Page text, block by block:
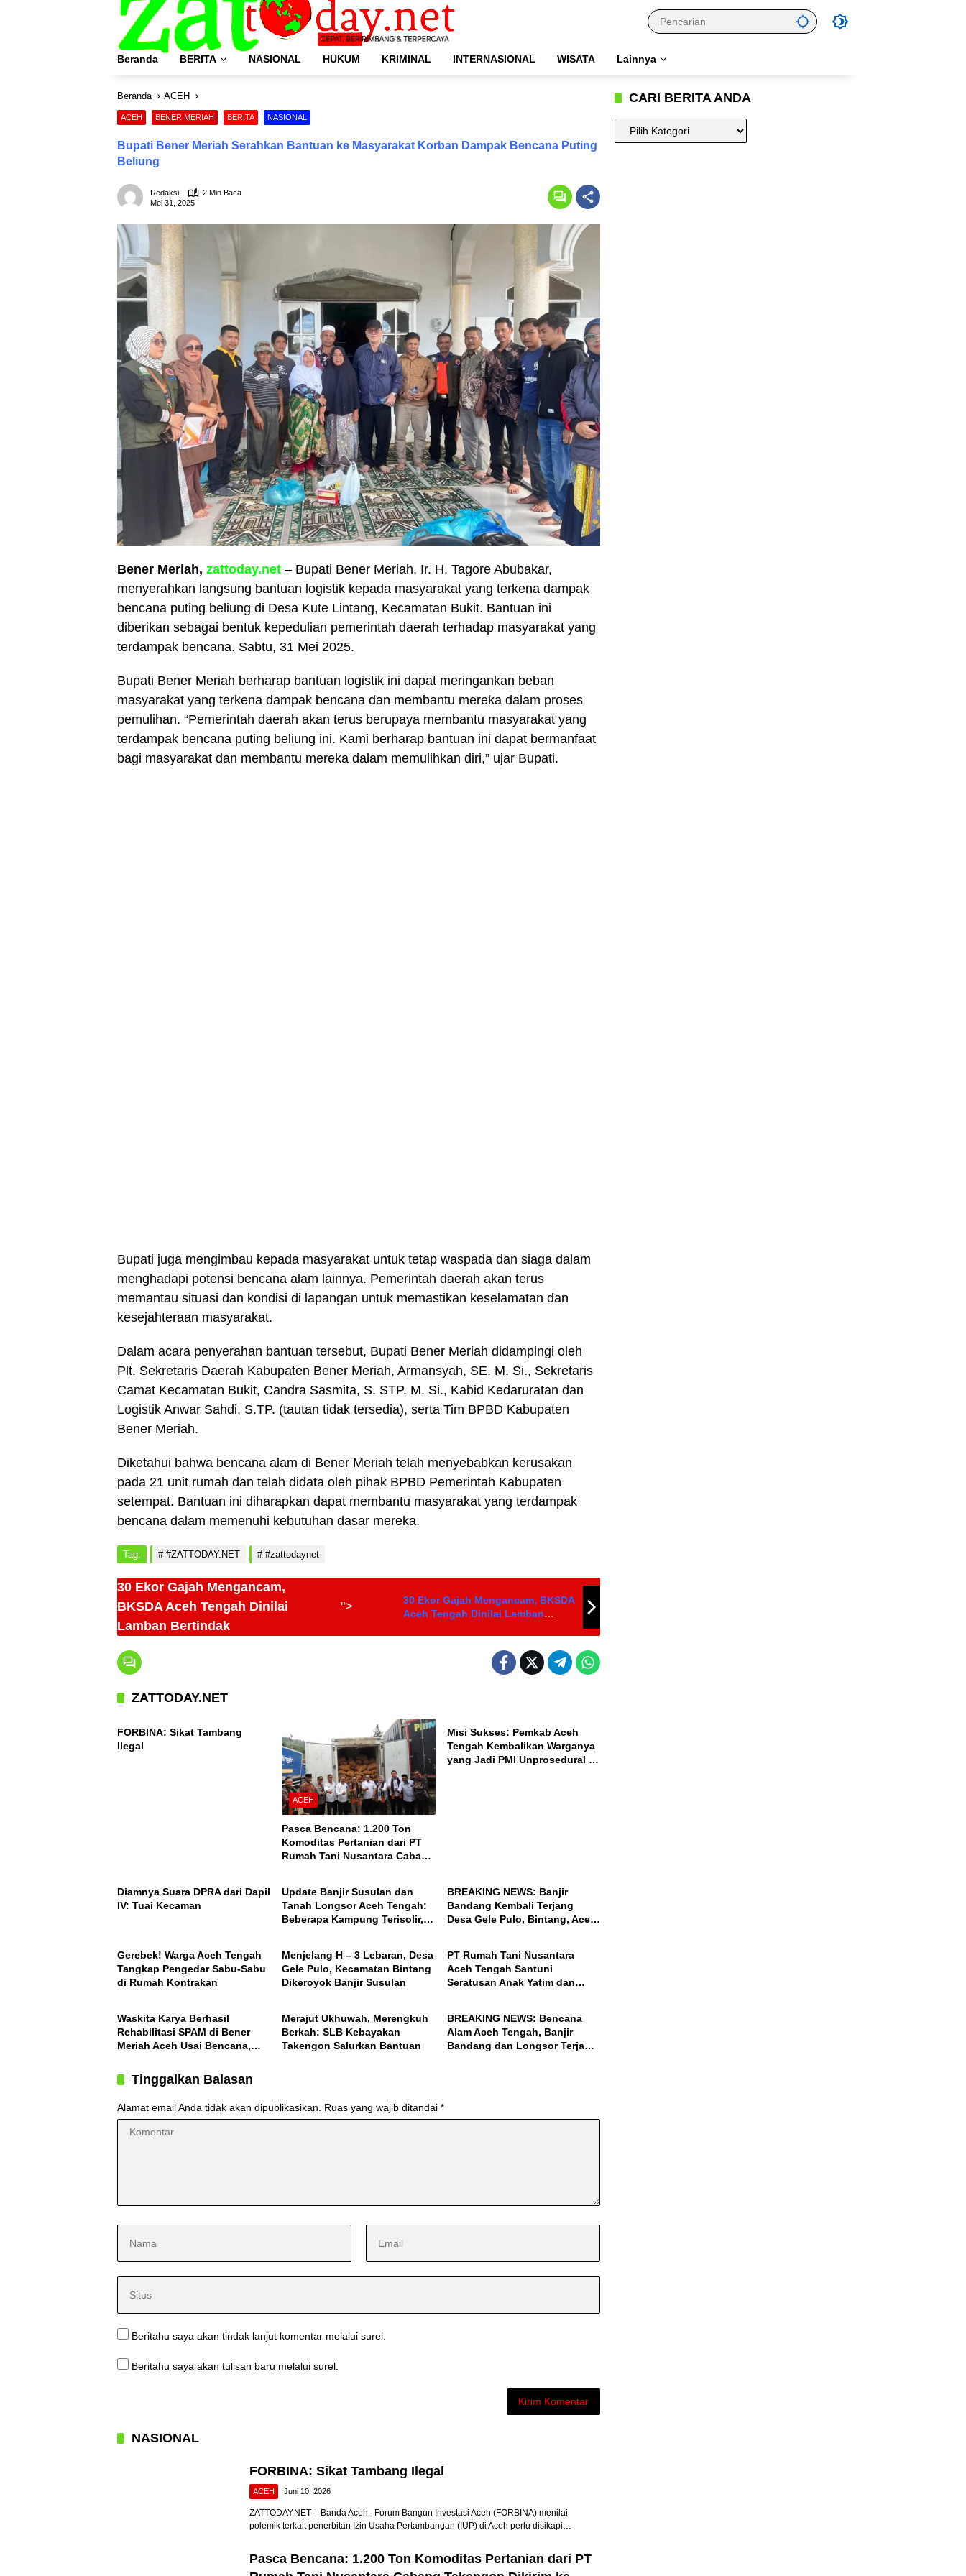
Beranda
BERITA NASIONAL HUKUM KRIMINAL INTERNASIONAL WISATA Lainnya
Beranda ACEH
ACEH BENER MERIAH BERITA NASIONAL
Bupati Bener Meriah Serahkan Bantuan ke Masyarakat Korban Dampak Bencana Puting
Beliung
Redaksi
2 Min Baca
Mei 31, 2025
Bener Meriah, zattoday.net – Bupati Bener Meriah, Ir. H. Tagore Abubakar,
menyerahkan langsung bantuan logistik kepada masyarakat yang terkena dampak
bencana puting beliung di Desa Kute Lintang, Kecamatan Bukit. Bantuan ini
diberikan sebagai bentuk kepedulian pemerintah daerah terhadap masyarakat yang
terdampak bencana. Sabtu, 31 Mei 2025.
Bupati Bener Meriah berharap bantuan logistik ini dapat meringankan beban
masyarakat yang terkena dampak bencana dan membantu mereka dalam proses
pemulihan. “Pemerintah daerah akan terus berupaya membantu masyarakat yang
terdampak bencana puting beliung ini. Kami berharap bantuan ini dapat bermanfaat
bagi masyarakat dan membantu mereka dalam memulihkan diri,” ujar Bupati.
Bupati juga mengimbau kepada masyarakat untuk tetap waspada dan siaga dalam
menghadapi potensi bencana alam lainnya. Pemerintah daerah akan terus
memantau situasi dan kondisi di lapangan untuk memastikan keselamatan dan
kesejahteraan masyarakat.
Dalam acara penyerahan bantuan tersebut, Bupati Bener Meriah didampingi oleh
Plt. Sekretaris Daerah Kabupaten Bener Meriah, Armansyah, SE. M. Si., Sekretaris
Camat Kecamatan Bukit, Candra Sasmita, S. STP. M. Si., Kabid Kedaruratan dan
Logistik Anwar Sahdi, S.TP. (tautan tidak tersedia), serta Tim BPBD Kabupaten
Bener Meriah.
Diketahui bahwa bencana alam di Bener Meriah telah menyebabkan kerusakan
pada 21 unit rumah dan telah didata oleh pihak BPBD Pemerintah Kabupaten
setempat. Bantuan ini diharapkan dapat membantu masyarakat yang terdampak
bencana dalam memenuhi kebutuhan dasar mereka.
Tag: #ZATTODAY.NET #zattodaynet
30 Ekor Gajah Mengancam,
BKSDA Aceh Tengah Dinilai
Lamban Bertindak
">
30 Ekor Gajah Mengancam, BKSDA
Aceh Tengah Dinilai Lamban
ZATTODAY.NET
ACEH
FORBINA: Sikat Tambang
Ilegal
ACEH
Pasca Bencana: 1.200 Ton
Komoditas Pertanian dari PT
Rumah Tani Nusantara Cabang
Misi Sukses: Pemkab Aceh
Tengah Kembalikan Warganya
yang Jadi PMI Unprosedural di
Diamnya Suara DPRA dari Dapil
IV: Tuai Kecaman
Update Banjir Susulan dan
Tanah Longsor Aceh Tengah:
Beberapa Kampung Terisolir,
BREAKING NEWS: Banjir
Bandang Kembali Terjang
Desa Gele Pulo, Bintang, Aceh
Gerebek! Warga Aceh Tengah
Tangkap Pengedar Sabu-Sabu
di Rumah Kontrakan
Menjelang H – 3 Lebaran, Desa
Gele Pulo, Kecamatan Bintang
Dikeroyok Banjir Susulan
PT Rumah Tani Nusantara
Aceh Tengah Santuni
Seratusan Anak Yatim dan
Waskita Karya Berhasil
Rehabilitasi SPAM di Bener
Meriah Aceh Usai Bencana,
Air Bagi 3.000 KK
ACEH
Merajut Ukhuwah, Merengkuh
Berkah: SLB Kebayakan
Takengon Salurkan Bantuan
BREAKING NEWS: Bencana
Alam Aceh Tengah, Banjir
Bandang dan Longsor Terjang
Tinggalkan Balasan
Alamat email Anda tidak akan dipublikasikan. Ruas yang wajib ditandai *
Beritahu saya akan tindak lanjut komentar melalui surel.
Beritahu saya akan tulisan baru melalui surel.
NASIONAL
FORBINA: Sikat Tambang Ilegal
ACEH Juni 10, 2026
ZATTODAY.NET – Banda Aceh, Forum Bangun Investasi Aceh (FORBINA) menilai
polemik terkait penerbitan Izin Usaha Pertambangan (IUP) di Aceh perlu disikapi…
Pasca Bencana: 1.200 Ton Komoditas Pertanian dari PT
CARI BERITA ANDA
CARI
BERITA